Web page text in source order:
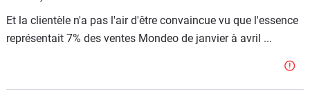
Et la clientèle n'a pas l'air d'être convaincue vu que l'essence
représentait 7% des ventes Mondeo de janvier à avril ...